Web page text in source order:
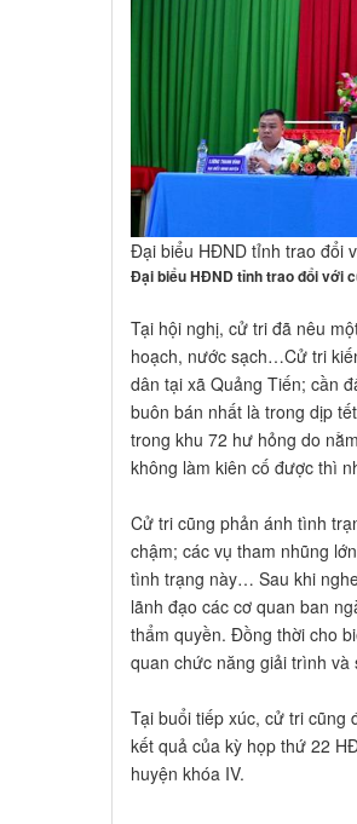
Đại biểu HĐND tỉnh trao đổi
Đại biểu HĐND tỉnh trao đổi với
Tại hội nghị, cử tri đã nêu
hoạch, nước sạch…Cử tri
dân tại xã Quảng Tiến; cần
buôn bán nhất là trong dịp
trong khu 72 hư hỏng do
không làm kiên cố được thì
Cử tri cũng phản ánh tình
chậm; các vụ tham nhũng
tình trạng này… Sau khi
lãnh đạo các cơ quan ban
thẩm quyền. Đồng thời cho
quan chức năng giải trình
Tại buổi tiếp xúc, cử tri cũng
kết quả của kỳ họp thứ 22
huyện khóa IV.